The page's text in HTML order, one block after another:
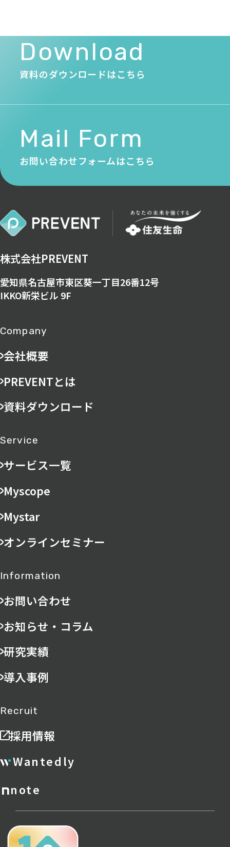
Download
資料のダウンロードはこちら
Mail Form
お問い合わせフォームはこちら
株式会社PREVENT
愛知県名古屋市東区葵一丁目26番12号
IKKO新栄ビル 9F
Company
会社概要
PREVENTとは
資料ダウンロード
Service
サービス一覧
Myscope
Mystar
オンラインセミナー
Information
お問い合わせ
お知らせ・コラム
研究実績
導入事例
Recruit
採用情報
Wantedly
note
ポリシー